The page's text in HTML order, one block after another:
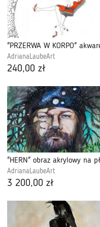
AdrianaLaubeArt
240,00 zł
AdrianaLaubeArt
3 200,00 zł